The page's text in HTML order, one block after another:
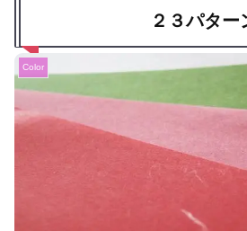
２３パター
Color